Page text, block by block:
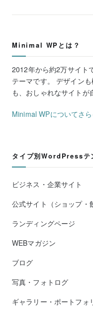
Minimal WPとは？
2012年から約2万サイト
テーマです。 デザイン
も、おしゃれなサイトが
Minimal WPについてさ
タイプ別WordPressテ
ビジネス・企業サイト
公式サイト（ショップ・
ランディングページ
WEBマガジン
ブログ
写真・フォトログ
ギャラリー・ポートフォ